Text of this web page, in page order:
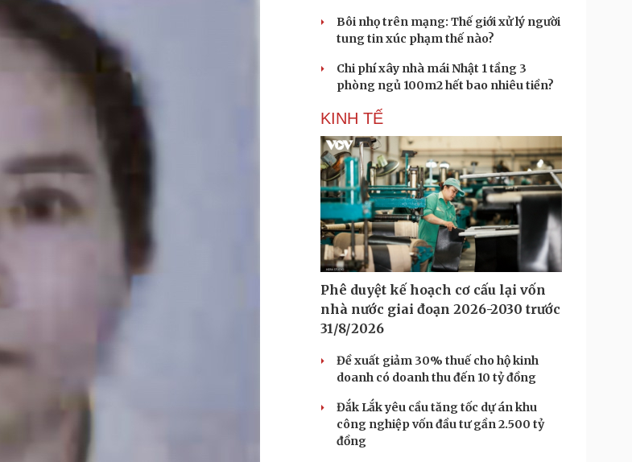
Bôi nhọ trên mạng: Thế giới xử lý người
tung tin xúc phạm thế nào?
Chi phí xây nhà mái Nhật 1 tầng 3
phòng ngủ 100m2 hết bao nhiêu tiền?
KINH TẾ
Phê duyệt kế hoạch cơ cấu lại vốn
nhà nước giai đoạn 2026-2030 trước
31/8/2026
Đề xuất giảm 30% thuế cho hộ kinh
doanh có doanh thu đến 10 tỷ đồng
Đắk Lắk yêu cầu tăng tốc dự án khu
công nghiệp vốn đầu tư gần 2.500 tỷ
đồng